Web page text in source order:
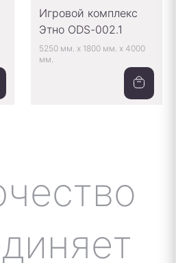
Игровой комплекс
Этно ODS-002.1
5250 мм. x 1800 мм. x 4000
мм.